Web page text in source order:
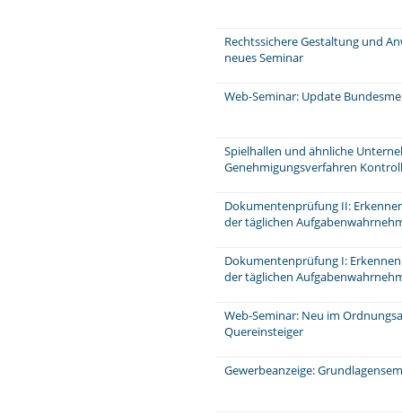
Rechtssichere Gestaltung und
neues Seminar
Web-Seminar: Update
Spielhallen und ähnliche
Genehmigungsverfahren
Dokumentenprüfung II:
der täglichen
Dokumentenprüfung I:
der täglichen
Web-Seminar: Neu im
Quereinsteiger
Gewerbeanzeige: